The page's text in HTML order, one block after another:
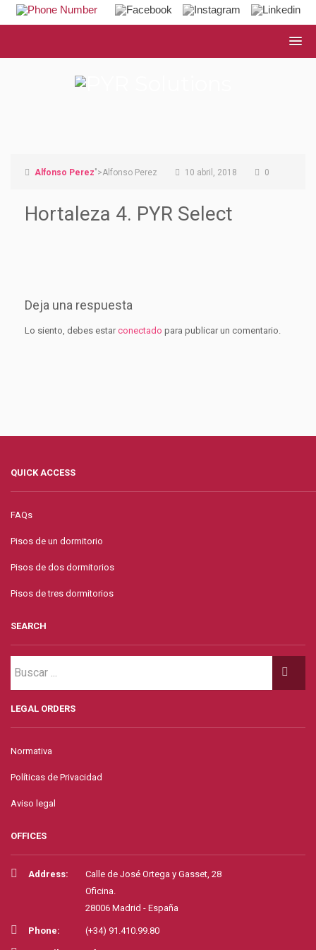
Alfonso Perez">Alfonso Perez 10 abril, 2018 0
Hortaleza 4. PYR Select
Deja una respuesta
Lo siento, debes estarconectado para publicar un comentario.
QUICK ACCESS
FAQs
Pisos de un dormitorio
Pisos de dos dormitorios
Pisos de tres dormitorios
SEARCH
LEGAL ORDERS
Normativa
Políticas de Privacidad
Aviso legal
OFFICES
Address:
Calle de José Ortega y Gasset, 28
Oficina.
28006 Madrid - España
Phone: (+34) 91.410.99.80